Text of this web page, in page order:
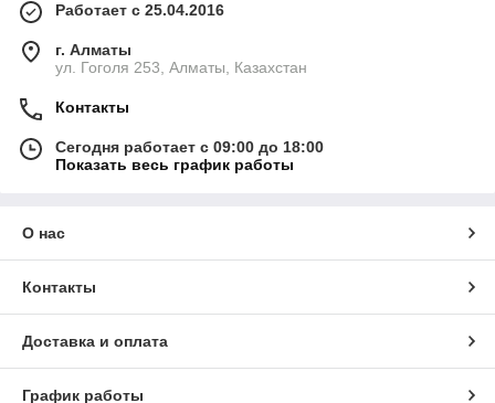
Работает с 25.04.2016
г. Алматы
ул. Гоголя 253, Алматы, Казахстан
Контакты
Сегодня работает с 09:00 до 18:00
Показать весь график работы
О нас
Контакты
Доставка и оплата
График работы